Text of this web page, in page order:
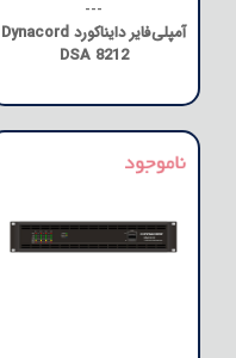
---
آمپلی‌فایر دایناکورد Dynacord
DSA 8212